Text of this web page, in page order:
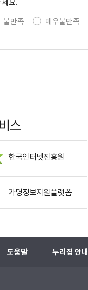
요.
불만족 매우불만족
스
한국인터넷진흥원
가명정보지원플랫폼
도움말 누리집 안내